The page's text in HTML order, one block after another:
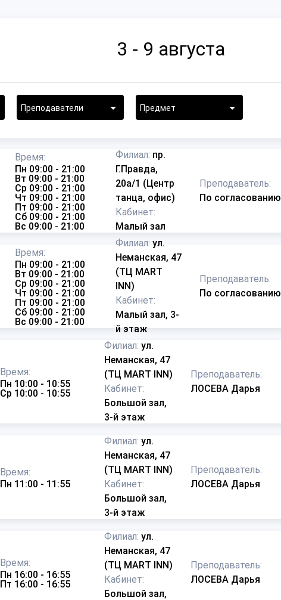
3 - 9 августа
Время:
Пн 09:00 - 21:00
Вт 09:00 - 21:00
Ср 09:00 - 21:00
Чт 09:00 - 21:00
Пт 09:00 - 21:00
Сб 09:00 - 21:00
Вс 09:00 - 21:00
Филиал: пр.
Г.Правда,
20а/1 (Центр
танца, офис)
Кабинет:
Малый зал
Преподаватель:
По согласованию
Время:
Пн 09:00 - 21:00
Вт 09:00 - 21:00
Ср 09:00 - 21:00
Чт 09:00 - 21:00
Пт 09:00 - 21:00
Сб 09:00 - 21:00
Вс 09:00 - 21:00
Филиал:ул.
Неманская, 47
(ТЦ MART
INN)
Кабинет:
Малый зал, 3-
й этаж
Преподаватель:
По согласованию
Время:
Пн 10:00 - 10:55
Ср 10:00 - 10:55
Филиал:ул.
Неманская, 47
(ТЦ MART INN)
Кабинет:
Большой зал,
3-й этаж
Преподаватель:
ЛОСЕВА Дарья
Время:
Пн 11:00 - 11:55
Филиал:ул.
Неманская, 47
(ТЦ MART INN)
Кабинет:
Большой зал,
3-й этаж
Преподаватель:
ЛОСЕВА Дарья
Время:
Пн 16:00 - 16:55
Пт 16:00 - 16:55
Филиал:ул.
Неманская, 47
(ТЦ MART INN)
Кабинет:
Большой зал,
Преподаватель:
ЛОСЕВА Дарья